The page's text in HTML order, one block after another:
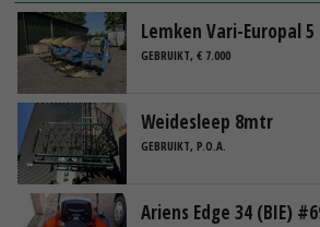
Lemken Vari-Europal 5
GEBRUIKT, € 7.000
Weidesleep 8mtr
GEBRUIKT, P.O.A.
Ariens Edge 34 (BIE)